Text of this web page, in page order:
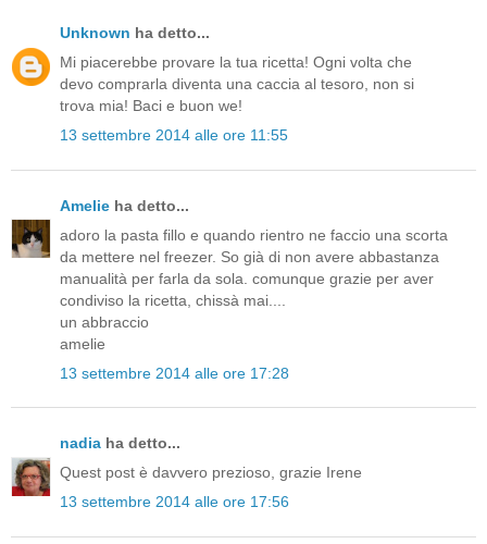
Unknown ha detto...
Mi piacerebbe provare la tua ricetta! Ogni volta che
devo comprarla diventa una caccia al tesoro, non si
trova mia! Baci e buon we!
13 settembre 2014 alle ore 11:55
Amelie ha detto...
adoro la pasta fillo e quando rientro ne faccio una scorta
da mettere nel freezer. So già di non avere abbastanza
manualità per farla da sola. comunque grazie per aver
condiviso la ricetta, chissà mai....
un abbraccio
amelie
13 settembre 2014 alle ore 17:28
nadia ha detto...
Quest post è davvero prezioso, grazie Irene
13 settembre 2014 alle ore 17:56